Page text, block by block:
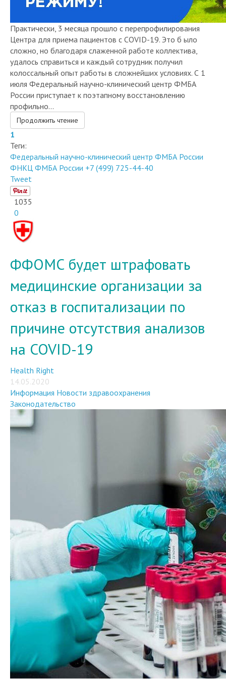
Практически, 3 месяца прошло с перепрофилирования
Центра для приема пациентов с COVID-19. Это б ыло
сложно, но благодаря слаженной работе коллектива,
удалось справиться и каждый сотрудник получил
колоссальный опыт работы в сложнейших условиях. С 1
июля Федеральный научно-клинический центр ФМБА
России приступает к поэтапному восстановлению
профильно...
Продолжить чтение
Теги:
Федеральный научно-клинический центр ФМБА России
ФНКЦ ФМБА России +7 (499) 725-44-40
Tweet
1035
0
медицинские организации за
отказ в госпитализации по
причине отсутствия анализов
на COVID-19
14.05.2020
Информация
Законодательство
ФФОМС будет штрафовать медицинские организации,